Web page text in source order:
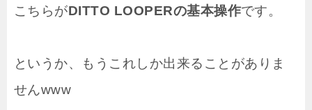
こちらがDITTO LOOPERの基本操作です。
というか、もうこれしか出来ることがありま
せんwww